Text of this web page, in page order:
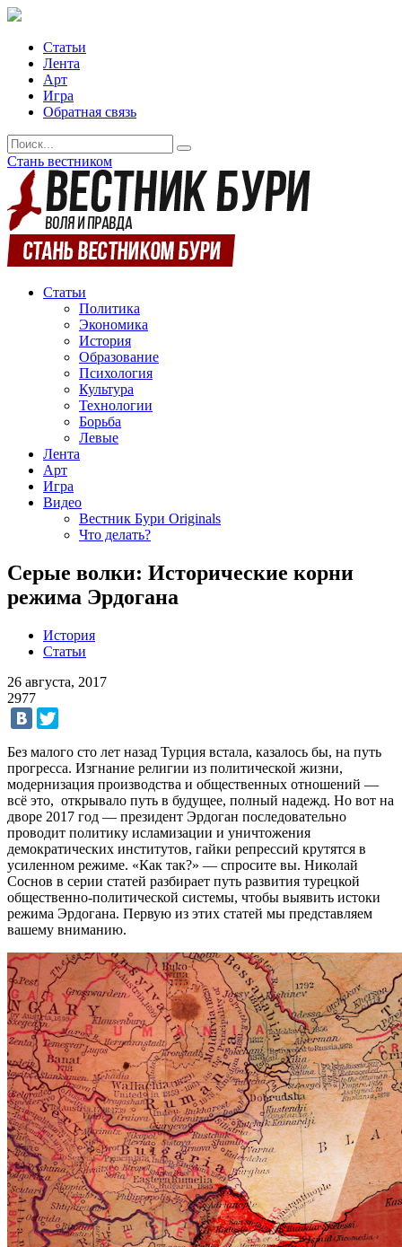
Статьи
Лента
Арт
Игра
Обратная связь
Стань вестником
Статьи
Политика
Экономика
История
Образование
Психология
Культура
Технологии
Борьба
Левые
Лента
Арт
Игра
Видео
Вестник Бури Originals
Что делать?
Серые волки: Исторические корни
режима Эрдогана
История
Статьи
26 августа, 2017
2977
Без малого сто лет назад Турция встала, казалось бы, на путь
прогресса. Изгнание религии из политической жизни,
модернизация производства и общественных отношений —
всё это, открывало путь в будущее, полный надежд. Но вот на
дворе 2017 год — президент Эрдоган последовательно
проводит политику исламизации и уничтожения
демократических институтов, гайки репрессий крутятся в
усиленном режиме. «Как так?» — спросите вы. Николай
Соснов в серии статей разбирает путь развития турецкой
общественно-политической системы, чтобы выявить истоки
режима Эрдогана. Первую из этих статей мы представляем
вашему вниманию.